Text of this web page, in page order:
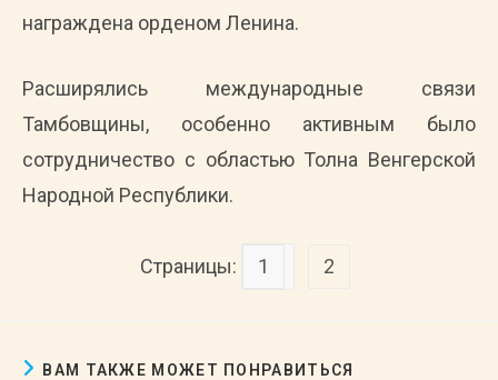
награждена орденом Ленина.
Расширялись международные связи
Тамбовщины, особенно активным было
сотрудничество с областью Толна Венгерской
Народной Республики.
Страницы: 1 2
ВАМ ТАКЖЕ МОЖЕТ ПОНРАВИТЬСЯ